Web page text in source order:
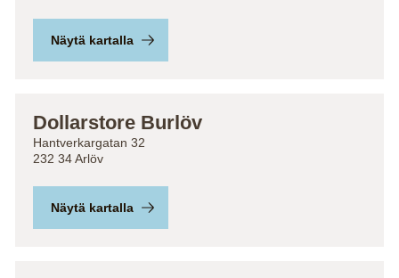
Näytä kartalla
Dollarstore Burlöv
Hantverkargatan 32
232 34 Arlöv
Näytä kartalla